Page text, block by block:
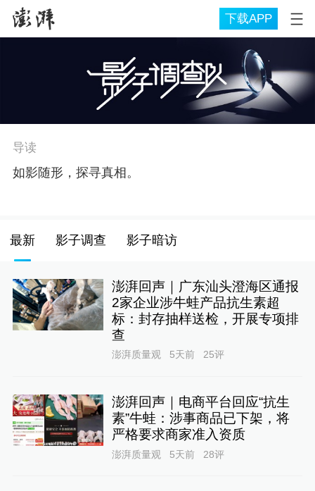
下载APP
导读
如影随形，探寻真相。
最新 影子调查 影子暗访
澎湃回声｜广东汕头澄海区通报
2家企业涉牛蛙产品抗生素超
标：封存抽样送检，开展专项排
查
澎湃质量观 5天前 25评
澎湃回声｜电商平台回应“抗生
素”牛蛙：涉事商品已下架，将
严格要求商家准入资质
澎湃质量观 5天前 28评